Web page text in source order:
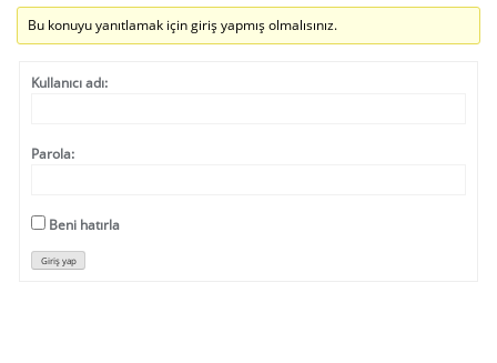
Bu konuyu yanıtlamak için giriş yapmış olmalısınız.
Kullanıcı adı:
Parola:
Beni hatırla
Giriş yap